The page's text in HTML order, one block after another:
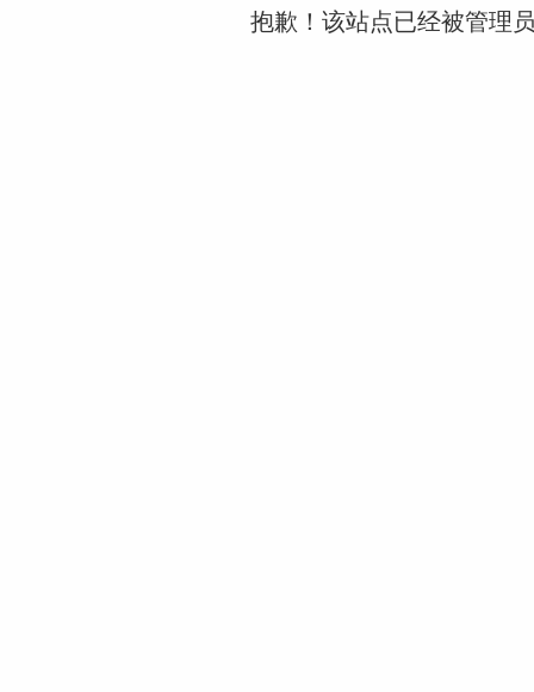
抱歉！该站点已经被管理